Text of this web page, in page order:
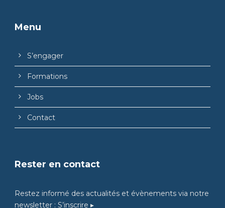
Menu
S’engager
Formations
Jobs
Contact
Rester en contact
Restez informé des actualités et évènements via notre
newsletter : S’inscrire ▸